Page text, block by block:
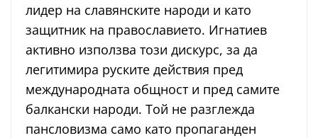
лидер на славянските народи и като
защитник на православието. Игнатиев
активно използва този дискурс, за да
легитимира руските действия пред
международната общност и пред самите
балкански народи. Той не разглежда
пансловизма само като пропаганден